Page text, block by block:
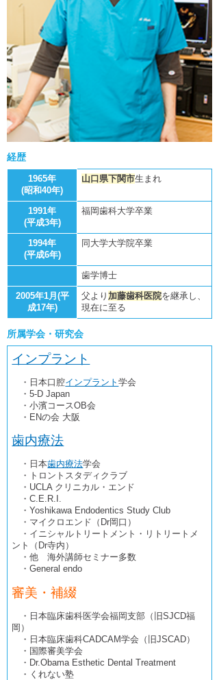
経歴
1965年
(昭和40年)
山口県下関市生まれ
1991年
(平成3年)
福岡歯科大学卒業
1994年
(平成6年)
同大学大学院卒業
歯学博士
2005年1月(平
成17年)
父より加藤歯科医院を継承し、
現在に至る
所属学会・研究会
インプラント
・日本口腔インプラント学会
・5-D Japan
・小濱コースOB会
・ENの会 大阪
歯内療法
・日本歯内療法学会
・トロントスタディクラブ
・UCLA クリニカル・エンド
・C.E.R.I.
・Yoshikawa Endodentics Study Club
・マイクロエンド（Dr岡口）
・イニシャルトリートメント・リトリートメ
ント（Dr寺内）
・他 海外講師セミナー多数
・General endo
審美・補綴
・日本臨床歯科医学会福岡支部（旧SJCD福
岡）
・日本臨床歯科CADCAM学会（旧JSCAD）
・国際審美学会
・Dr.Obama Esthetic Dental Treatment
・くれない塾